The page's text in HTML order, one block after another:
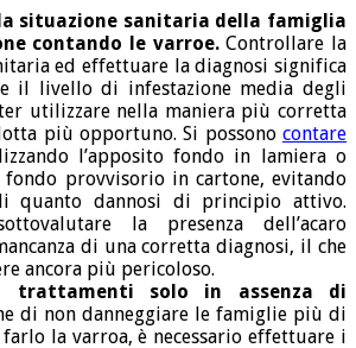
situazione sanitaria della famiglia
contando le varroe.Controllare la
ed effettuare la diagnosi significa
il livello di infestazione media degli
utilizzare nella maniera più corretta
più opportuno. Si possono contare
l’apposito fondo in lamiera o
fondo provvisorio in cartone, evitando
quanto dannosi di principio attivo.
la presenza dell’acaro
di una corretta diagnosi, il che
ancora più pericoloso.
trattamenti solo in assenza di
di non danneggiare le famiglie più di
la varroa, è necessario effettuare i